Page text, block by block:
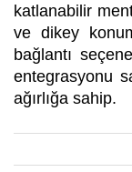
katlanabilir
ve dikey
bağlantı
entegrasyonu
ağırlığa sahip.